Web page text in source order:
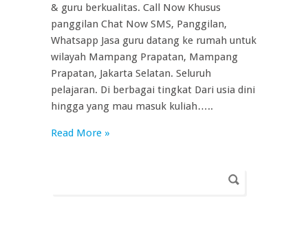
& guru berkualitas. Call Now Khusus
panggilan Chat Now SMS, Panggilan,
Whatsapp Jasa guru datang ke rumah untuk
wilayah Mampang Prapatan, Mampang
Prapatan, Jakarta Selatan. Seluruh
pelajaran. Di berbagai tingkat Dari usia dini
hingga yang mau masuk kuliah…..
Read More »